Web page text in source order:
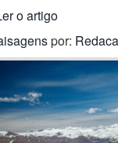
o artigo
por: